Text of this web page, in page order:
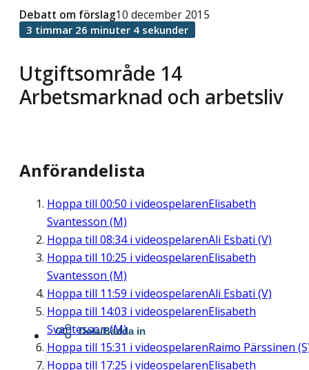
Utgiftsområde 14
Arbetsmarknad och arbetsliv
Debatt om förslag10 december 2015
3 timmar 26 minuter 4 sekunder
Anförandelista
Hoppa till 00:50 i videospelarenElisabeth
Svantesson (M)
Hoppa till 08:34i videospelarenAli Esbati (V)
Hoppa till 10:25 i videospelarenElisabeth
Svantesson (M)
Hoppa till 11:59 i videospelarenAli Esbati (V)
Hoppa till 14:03 i videospelarenElisabeth
Svantesson (M)
Hoppa till 15:31 i videospelarenRaimo Pärssinen
Hoppa till 17:25 i videospelarenElisabeth
Dela/Bädda in